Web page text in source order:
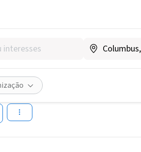
Milwaukee